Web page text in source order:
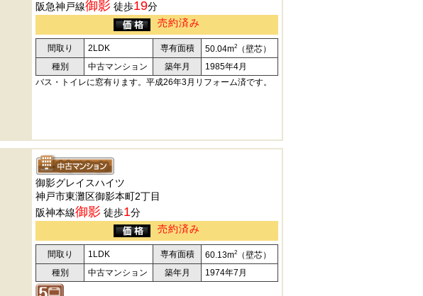
阪急神戸線御影 徒歩19分
売約済み
間取り 2LDK 専有面積 50.04m2
（壁芯）
種別
中古マンション 築年月
1985年4月
バス・トイレに窓有ります。平成26年3月リフォーム済です。
御影グレイスハイツ
神戸市東灘区御影本町2丁目
阪神本線御影 徒歩1分
売約済み
間取り 1LDK 専有面積 60.13m2
（壁芯）
種別
中古マンション 築年月 1974年7月